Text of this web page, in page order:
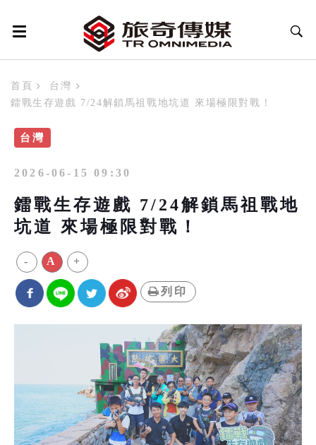
首頁
台灣
鐳戰生存遊戲 7/24解鎖馬祖戰地坑道 來場極限對戰！
台灣
2026-06-15 09:30
鐳戰生存遊戲 7/24解鎖馬祖戰地
坑道 來場極限對戰！
- A +
列印